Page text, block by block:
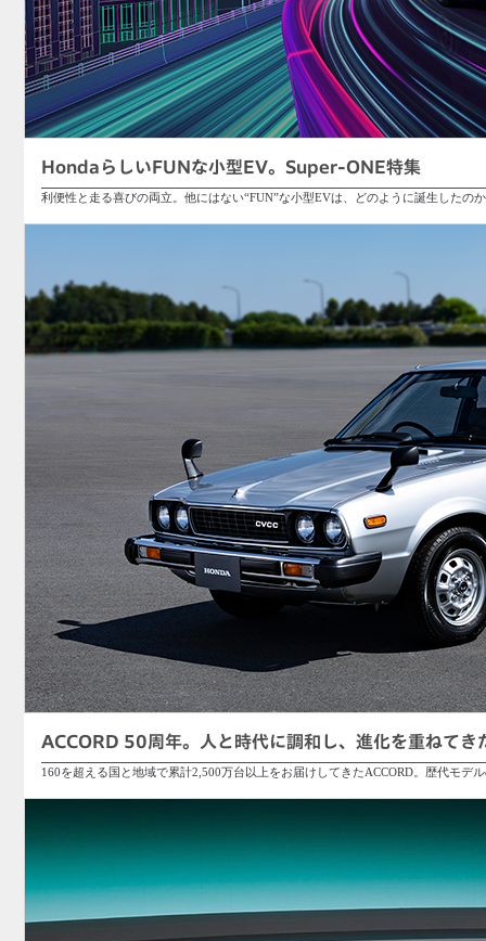
HondaらしいFUNな小型EV。Super-ONE特集
利便性と走る喜びの両立。他にはない“FUN”な小型EVは、どのように誕生したの
ACCORD 50周年。人と時代に調和し、進化を重ねてき
160を超える国と地域で累計2,500万台以上をお届けしてきたACCORD。歴代モデ